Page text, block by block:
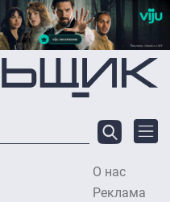
О нас
Реклама